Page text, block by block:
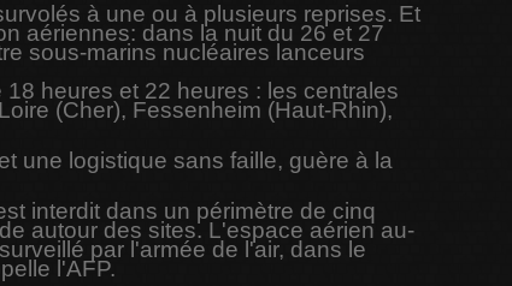
à une ou à plusieurs reprises. Et
aériennes: dans la nuit du 26 et 27
sous-marins nucléaires lanceurs
heures et 22 heures : les centrales
(Cher), Fessenheim (Haut-Rhin),
une logistique sans faille, guère à la
interdit dans un périmètre de cinq
autour des sites. L'espace aérien au-
par l'armée de l'air, dans le
l'AFP.